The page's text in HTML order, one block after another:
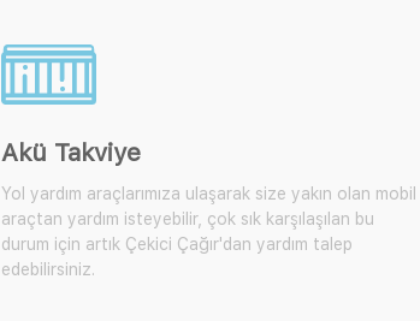
Akü Takviye
Yol yardım araçlarımıza ulaşarak size yakın olan mobil
araçtan yardım isteyebilir, çok sık karşılaşılan bu
durum için artık Çekici Çağır'dan yardım talep
edebilirsiniz.